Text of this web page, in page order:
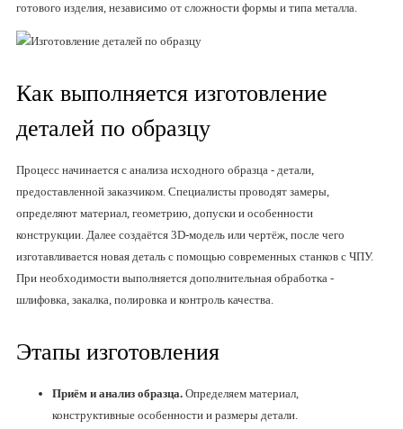
готового изделия, независимо от сложности формы и типа металла.
Как выполняется изготовление
деталей по образцу
Процесс начинается с анализа исходного образца - детали,
предоставленной заказчиком. Специалисты проводят замеры,
определяют материал, геометрию, допуски и особенности
конструкции. Далее создаётся 3D-модель или чертёж, после чего
изготавливается новая деталь с помощью современных станков с ЧПУ.
При необходимости выполняется дополнительная обработка -
шлифовка, закалка, полировка и контроль качества.
Этапы изготовления
Приём и анализ образца. Определяем материал,
конструктивные особенности и размеры детали.